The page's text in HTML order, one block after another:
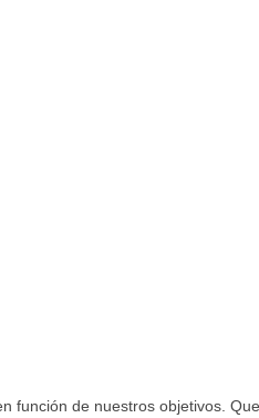
función de nuestros objetivos.